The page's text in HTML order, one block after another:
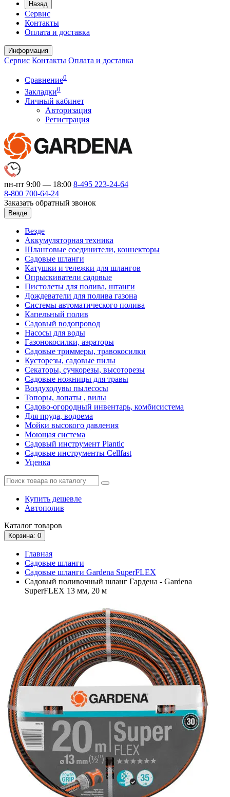
Назад
Сервис
Контакты
Оплата и доставка
Информация
Сервис Контакты Оплата и доставка
Сравнение0
Закладки0
Личный кабинет
Авторизация
Регистрация
пн-пт 9:00 — 18:00 8-495 223-24-64
8-800 700-64-24
Заказать обратный звонок
Везде
Везде
Аккумуляторная техника
Шланговые соединители, коннекторы
Садовые шланги
Катушки и тележки для шлангов
Опрыскиватели садовые
Пистолеты для полива, штанги
Дождеватели для полива газона
Системы автоматического полива
Капельный полив
Садовый водопровод
Насосы для воды
Газонокосилки, аэраторы
Садовые триммеры, травокосилки
Кусторезы, садовые пилы
Секаторы, сучкорезы, высоторезы
Садовые ножницы для травы
Воздуходувы пылесосы
Топоры, лопаты , вилы
Садово-огородный инвентарь, комбисистема
Для пруда, водоема
Мойки высокого давления
Моющая система
Садовый инструмент Plantic
Садовые инструменты Cellfast
Уценка
Купить дешевле
Автополив
Каталог товаров
Корзина: 0
Главная
Садовые шланги
Садовые шланги Gardena SuperFLEX
Садовый поливочный шланг Гардена - Gardena
SuperFLEX 13 мм, 20 м